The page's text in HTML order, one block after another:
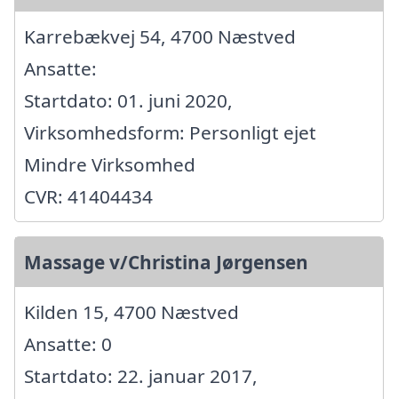
Karrebækvej 54, 4700 Næstved
Ansatte:
Startdato: 01. juni 2020,
Virksomhedsform: Personligt ejet
Mindre Virksomhed
CVR: 41404434
Massage v/Christina Jørgensen
Kilden 15, 4700 Næstved
Ansatte: 0
Startdato: 22. januar 2017,